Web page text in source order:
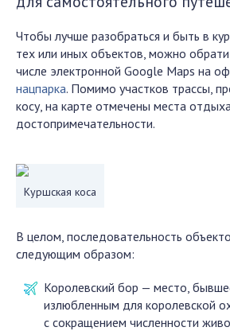
Чтобы лучше разобраться и быть в
тех или иных объектов, можно
числе электронной Google Maps на
нацпарка. Помимо участков трассы,
косу, на карте отмечены места
достопримечательности.
Куршская коса
В целом, последовательность
следующим образом:
Королевский бор — место,
излюбленным для королевской
с сокращением численности